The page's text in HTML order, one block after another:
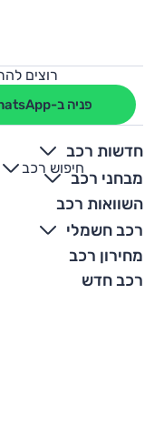
רוצים
פניה ב-WhatsApp
חדשות רכב
מבחני רכב
השוואות רכב
רכב חשמלי
מחירון רכב
רכב חדש
חיפוש רכב
+
-